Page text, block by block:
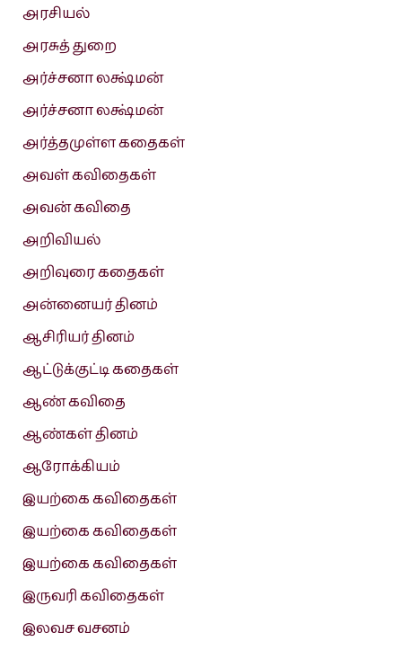
அரசியல்
அரசுத் துறை
அர்ச்சனா லக்ஷ்மன்
அர்ச்சனா லக்ஷ்மன்
அர்த்தமுள்ள கதைகள்
அவள் கவிதைகள்
அவன் கவிதை
அறிவியல்
அறிவுரை கதைகள்
அன்னையர் தினம்
ஆசிரியர் தினம்
ஆட்டுக்குட்டி கதைகள்
ஆண் கவிதை
ஆண்கள் தினம்
ஆரோக்கியம்
இயற்கை கவிதைகள்
இயற்கை கவிதைகள்
இயற்கை கவிதைகள்
இருவரி கவிதைகள்
இலவச வசனம்